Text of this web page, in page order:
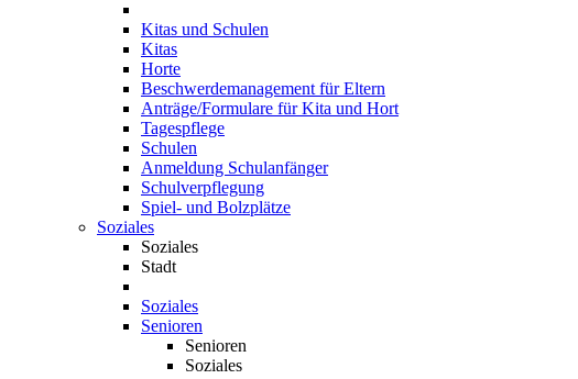
Kitas und Schulen
Kitas
Horte
Beschwerdemanagement für Eltern
Anträge/Formulare für Kita und Hort
Tagespflege
Schulen
Anmeldung Schulanfänger
Schulverpflegung
Spiel- und Bolzplätze
Soziales
Soziales
Stadt
Soziales
Senioren
Senioren
Soziales